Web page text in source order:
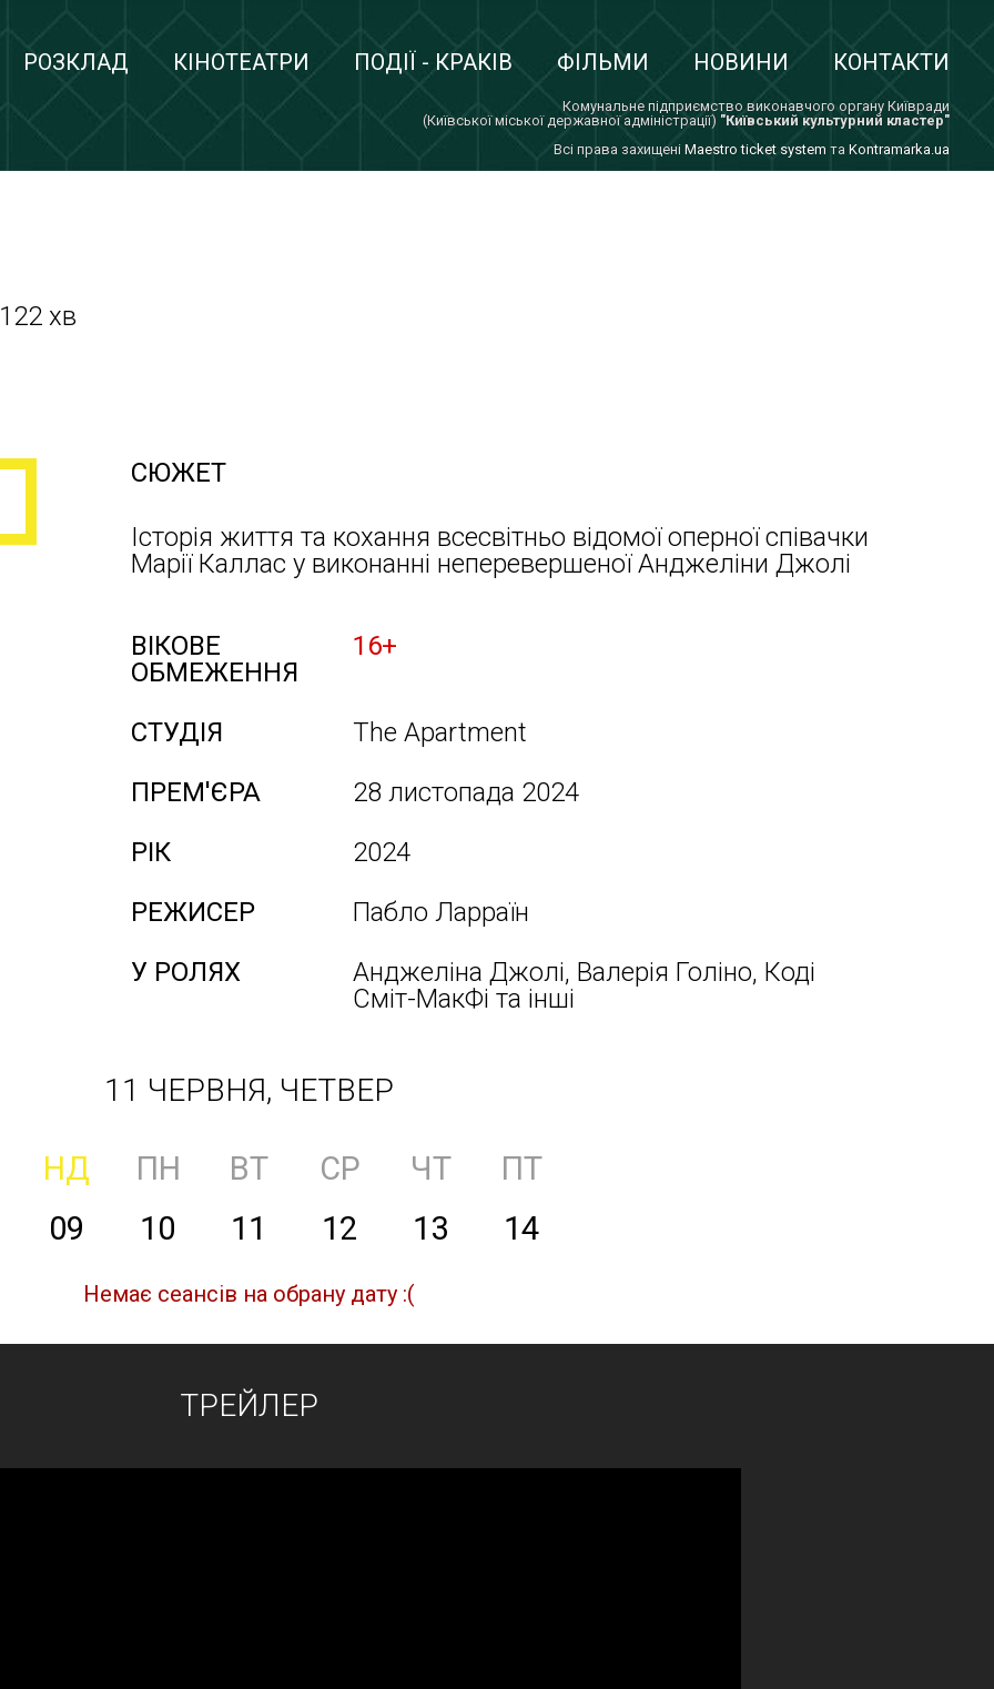
РОЗКЛАД КІНОТЕАТРИ ПОДІЇ - КРАКІВ ФІЛЬМИ НОВИНИ КОНТАКТИ
Комунальне підприємство виконавчого органу Київради
(Київської міської державної адміністрації) "Київський культурний кластер"
Всi права захищенi Maestro ticket system та Kontramarka.ua
хв
СЮЖЕТ
Історія життя та кохання всесвітньо відомої оперної співачки
Марії Каллас у виконанні неперевершеної Анджеліни Джолі
ВІКОВЕ
ОБМЕЖЕННЯ
16+
СТУДІЯ
The Apartment
ПРЕМ'ЄРА
28 листопада 2024
РІК
2024
РЕЖИСЕР
Пабло Ларраїн
У РОЛЯХ
Анджеліна Джолі, Валерія Голіно, Коді
Сміт-МакФі та інші
11 ЧЕРВНЯ, ЧЕТВЕР
НД ПН ВТ СР ЧТ
ПТ
09 10 11 12 13 14
Немає сеансів на обрану дату :(
ТРЕЙЛЕР